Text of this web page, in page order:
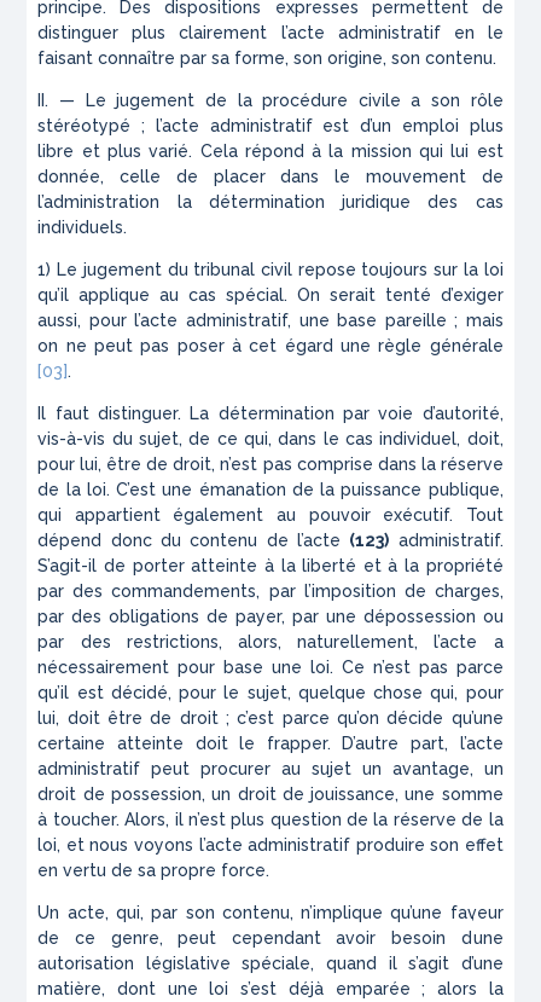
principe. Des dispositions expresses per­mettent de
distinguer plus clairement l’acte admi­nistratif en le
faisant connaître par sa forme, son origine, son contenu.
II. — Le jugement de la procédure civile a son rôle
stéréotypé ; l’acte administratif est d’un emploi plus
libre et plus varié. Cela répond à la mission qui lui est
donnée, celle de placer dans le mouvement de
l’administration la détermination juridique des cas
individuels.
1) Le jugement du tribunal civil repose toujours sur la loi
qu’il applique au cas spécial. On serait tenté d’exiger
aussi, pour l’acte administratif, une base pareille ; mais
on ne peut pas poser à cet égard une règle générale
[03].
Il faut distinguer. La détermination par voie d’au­torité,
vis-à-vis du sujet, de ce qui, dans le cas indi­viduel, doit,
pour lui, être de droit, n’est pas comprise dans la réserve
de la loi. C’est une émanation de la puissance publique,
qui appartient également au pou­voir exécutif. Tout
dépend donc du contenu de l’acte (123) administratif.
S’agit-il de porteratteinte à la liberté et à la propriété
par des commandements, par l’im­position de charges,
par des obligations de payer, par une dépossession ou
par des restrictions, alors, natu­rellement, l’acte a
nécessairement pour base une loi. Ce n’est pas parce
qu’il est décidé, pour le sujet, quelque chose qui, pour
lui, doit être de droit ; c’est parce qu’on décide qu’une
certaine atteinte doit le frapper. D’autre part, l’acte
administratif peut procurer au sujet un avan­tage, un
droit de possession, un droit de jouissance, une somme
à toucher. Alors, il n’est plus question de la réserve de la
loi, et nous voyons l’acte administra­tif produire son effet
en vertu de sa propre force.
Un acte, qui, par son contenu, n’implique qu’une faveur
de ce genre, peut cependant avoir besoin d
’
une
autorisation
législative spéciale, quand il s’agit d’une
matière, dont une loi s’est déjà emparée ; alors la